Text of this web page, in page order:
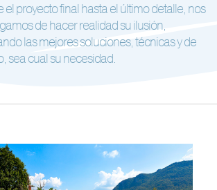
el proyecto final hasta el último detalle, nos
de hacer realidad su ilusión,
las mejores soluciones, técnicas y de
sea cual su necesidad.